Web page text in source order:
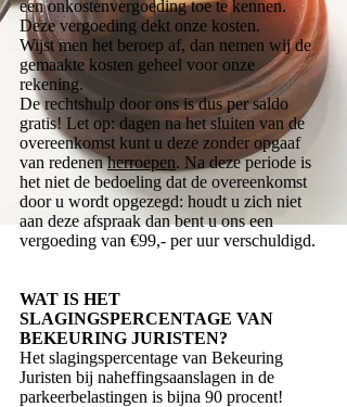
een onkostenvergoeding toe te kennen.
Deze vergoeding dekt onze kosten.
Wijst men het beroep af, dan nemen wij de
gemaakte kosten geheel voor onze
rekening.
De rechtshulp door ons is dus per saldo
gratis! Let op: dagen na het sluiten van de
overeenkomst kunt u deze zonder opgaaf
van redenenherroepen. Na deze periode is
het niet de bedoeling dat de overeenkomst
door u wordt opgezegd: houdt u zich niet
aan deze afspraak dan bent u ons een
vergoeding van €99,- per uur verschuldigd.
WAT IS HET
SLAGINGSPERCENTAGE VAN
BEKEURING JURISTEN?
Het slagingspercentage van Bekeuring
Juristen bij naheffingsaanslagen in de
parkeerbelastingen is bijna 90 procent!